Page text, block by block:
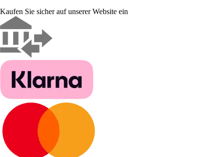
Kaufen Sie sicher auf unserer Website ein